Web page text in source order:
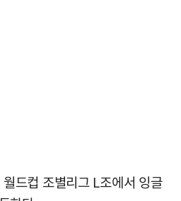
드컵 조별리그 L조에서 잉글